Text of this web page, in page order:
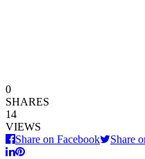
0
SHARES
14
VIEWS
Share on Facebook
Share